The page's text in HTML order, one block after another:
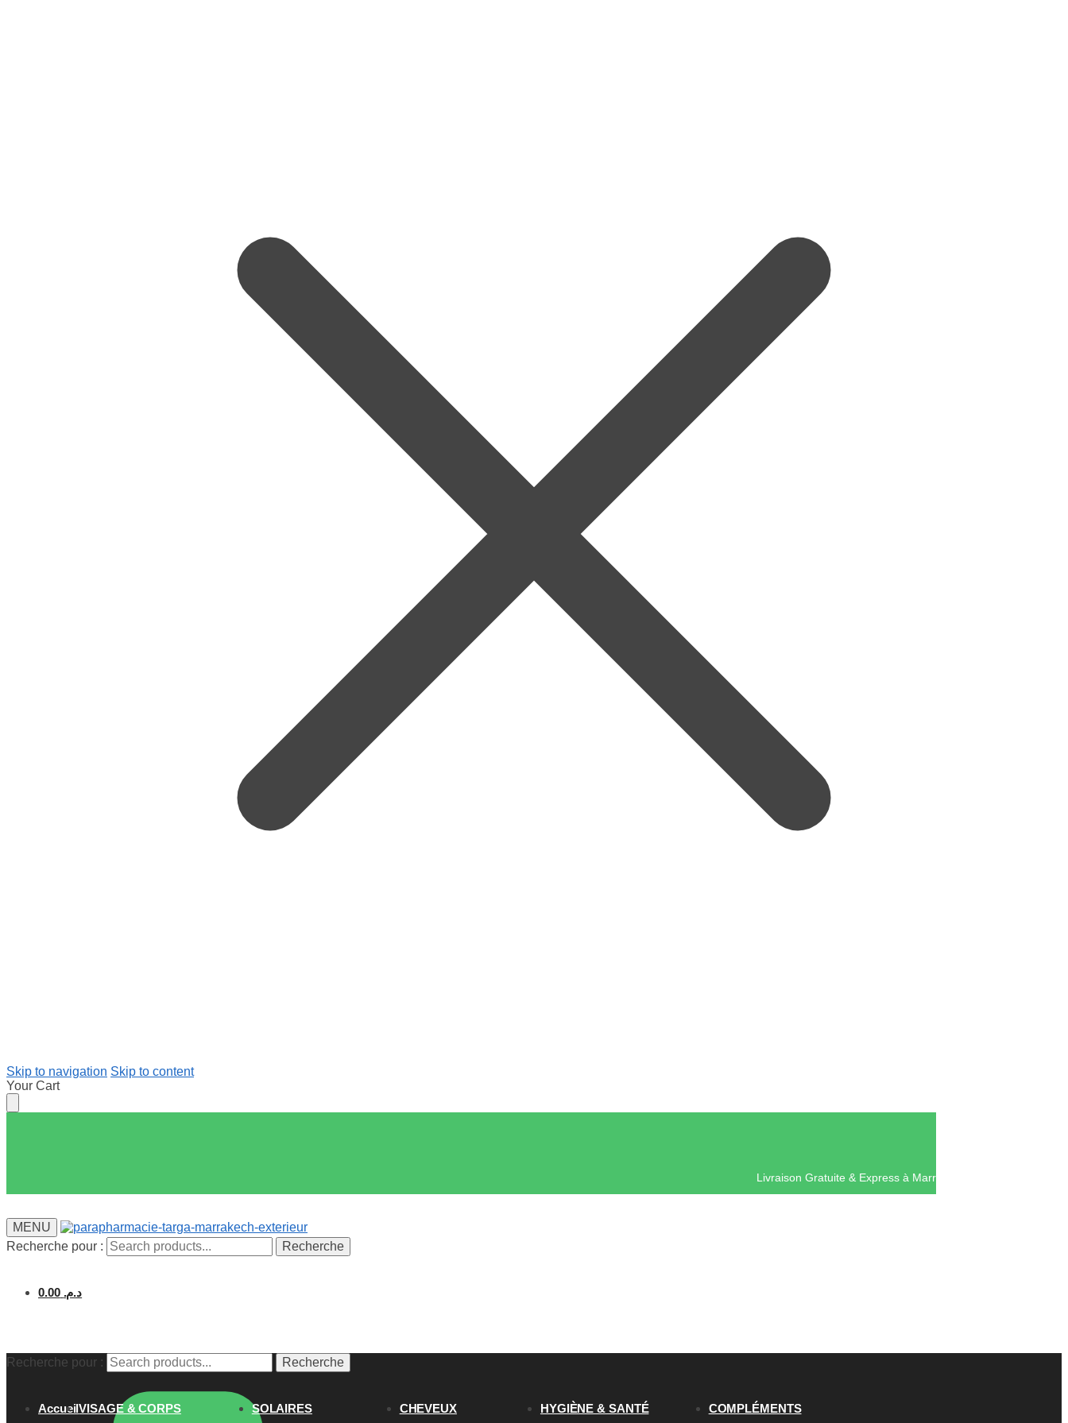
Skip to navigation Skip to content
Your Cart
Livraison Gratuite & Express à
MENU
Recherche pour :
Recherche
د.م. 0.00
Recherche pour : Recherche
AccueilVISAGE & CORPS SOLAIRES CHEVEUX HYGIÈNE & SANTÉ COMPLÉMENTS